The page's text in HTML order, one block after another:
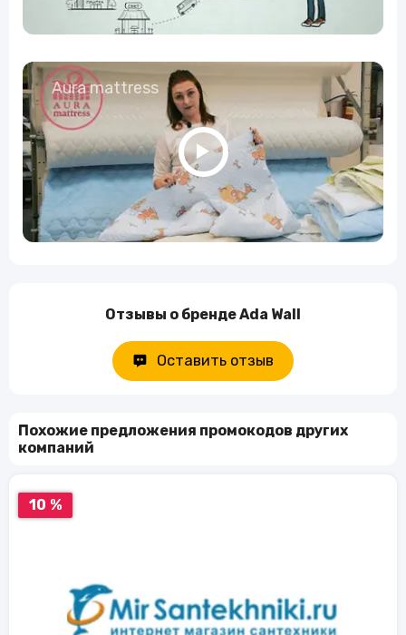
Aura mattress
Отзывы о бренде Ada Wall
Оставить отзыв
Похожие предложения промокодов других
компаний
10 %